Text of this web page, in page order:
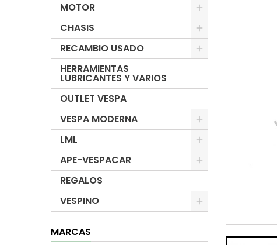
MOTOR
CHASIS
RECAMBIO USADO
HERRAMIENTAS
LUBRICANTES Y VARIOS
OUTLET VESPA
VESPA MODERNA
LML
APE-VESPACAR
REGALOS
VESPINO
MARCAS